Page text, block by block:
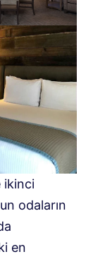
ikinci
odaların
en